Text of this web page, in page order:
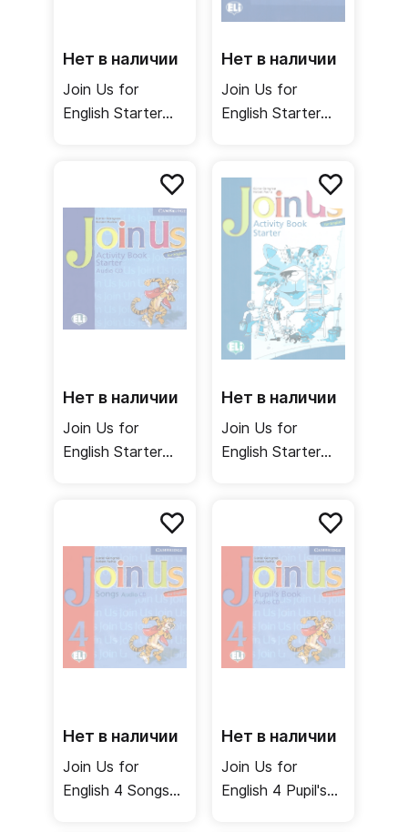
Нет в наличии
Join Us for
English Starter
Нет в наличии
Join Us for
English Starter
Языковое
портфолио
Нет в наличии
Join Us for
English Starter
рабочей тетради
Нет в наличии
Join Us for
English Starter
Нет в наличии
Join Us for
English 4 Songs
Нет в наличии
Join Us for
English 4 Pupil's